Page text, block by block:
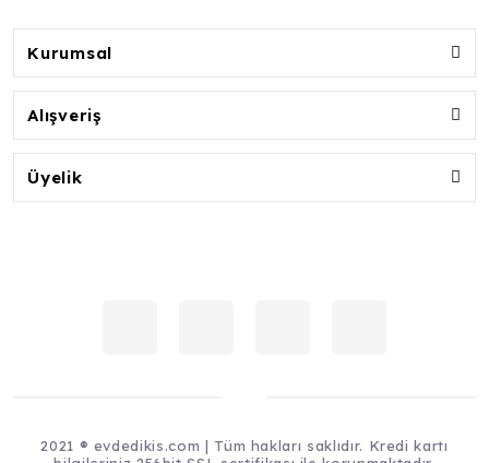
Kurumsal
Alışveriş
Üyelik
2021 ® evdedikis.com | Tüm hakları saklıdır. Kredi kartı